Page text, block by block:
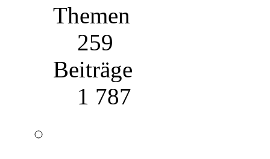
Themen
259
Beiträge
1 787